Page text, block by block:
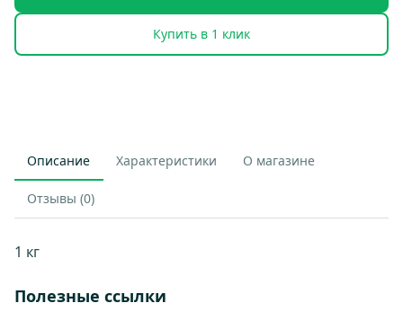
Купить в 1 клик
Описание Характеристики О магазине
Отзывы (0)
1 кг
Полезные ссылки